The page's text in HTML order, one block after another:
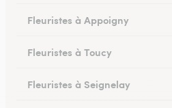
Fleuristes à Appoigny
Fleuristes à Toucy
Fleuristes à Seignelay